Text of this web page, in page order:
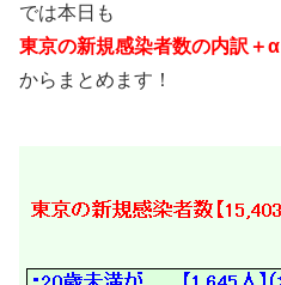
では本日も
東京の新規感染者数の内訳＋α
からまとめます！